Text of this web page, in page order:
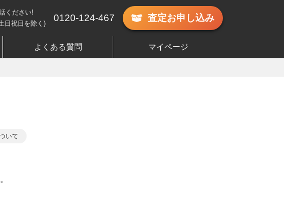
ください!
日祝日を除く)
0120-124-467 査定お申し込み
よくある質問 マイページ
いて